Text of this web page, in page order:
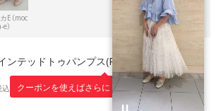
E（moc
）
ンテッドトゥパンプス(R9009) （ブラックE）
クーポンを使えばさらに 990 円引き！※適用条件